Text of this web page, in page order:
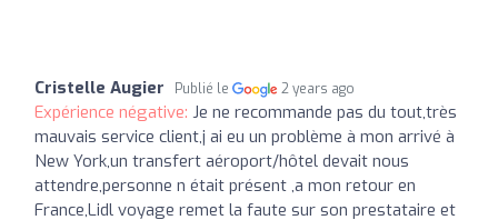
Cristelle Augier Publié le 2 years ago
Expérience négative: Je ne recommande pas du tout,très
mauvais service client,j ai eu un problème à mon arrivé à
New York,un transfert aéroport/hôtel devait nous
attendre,personne n était présent ,a mon retour en
France,Lidl voyage remet la faute sur son prestataire et